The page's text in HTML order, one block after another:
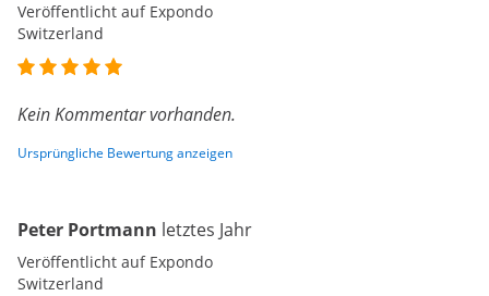
Veröffentlicht auf Expondo
Switzerland
Kein Kommentar vorhanden.
Ursprüngliche Bewertung anzeigen
Peter Portmann letztes Jahr
Veröffentlicht auf Expondo
Switzerland